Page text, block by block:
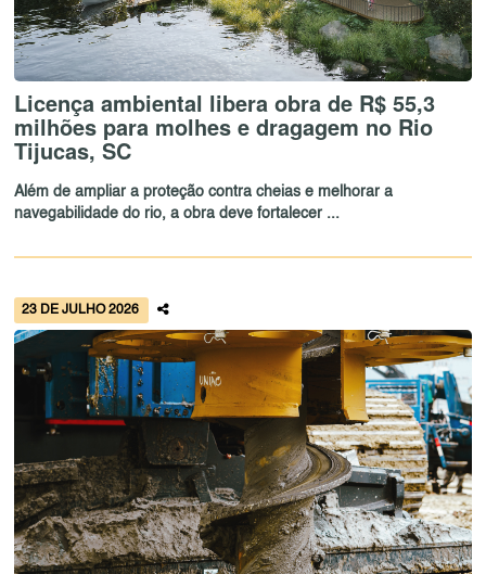
Licença ambiental libera obra de R$ 55,3
milhões para molhes e dragagem no Rio
Tijucas, SC
Além de ampliar a proteção contra cheias e melhorar a
navegabilidade do rio, a obra deve fortalecer ...
23 DE JULHO 2026